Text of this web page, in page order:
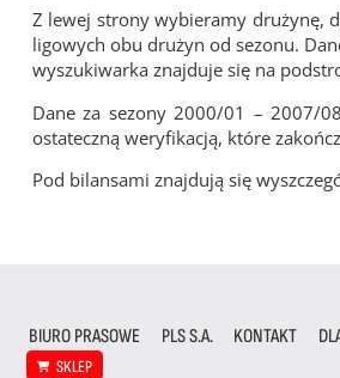
Z lewej strony wybieramy drużynę,
ligowych obu drużyn od sezonu.
wyszukiwarka znajduje się na
Dane za sezony 2000/01 – 2007/
ostateczną weryfikacją, które
Pod bilansami znajdują się
BIURO PRASOWE PLS S.A. KONTAKT
SKLEP